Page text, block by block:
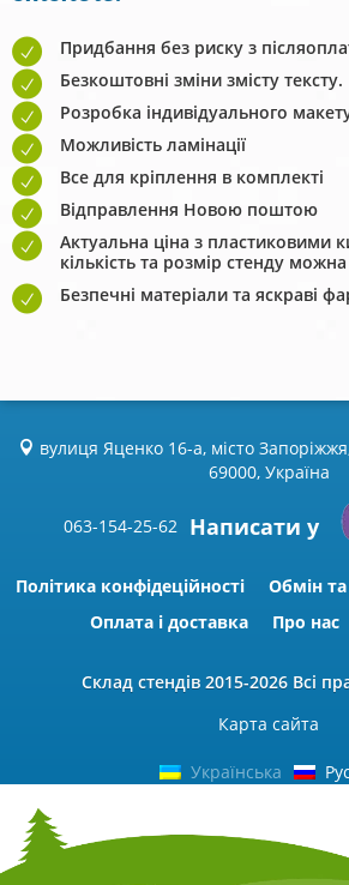
Придбання без риску з
Безкоштовні зміни змісту тексту.
Розробка індивідуального
Можливість ламінації
Все для кріплення в комплекті
Відправлення Новою поштою
Актуальна ціна з
кількість та розмір стенду
Безпечні матеріали та яскраві
вулиця Яценко 16-а, місто
69000, Україна
063-154-25-62 Написати у
Політика конфідеційності
Обмін
Оплата і доставка
Про нас
Склад стендів 2015-2026 Всі
Карта сайта
Українська